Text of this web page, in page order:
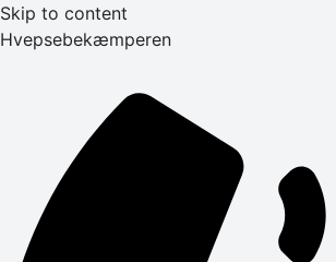
Skip to content
Hvepsebekæmperen